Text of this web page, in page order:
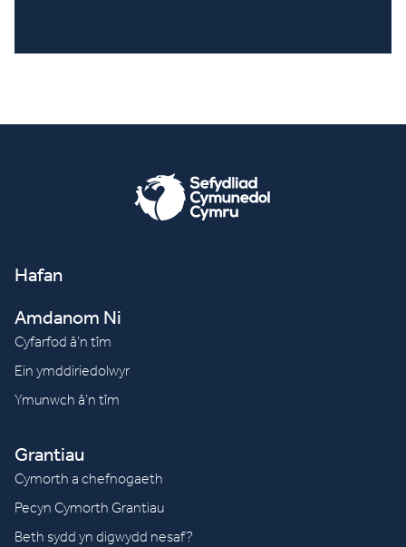
Hafan
Amdanom Ni
Cyfarfod â’n tîm
Ein ymddiriedolwyr
Ymunwch â’n tîm
Grantiau
Cymorth a chefnogaeth
Pecyn Cymorth Grantiau
Beth sydd yn digwydd nesaf?